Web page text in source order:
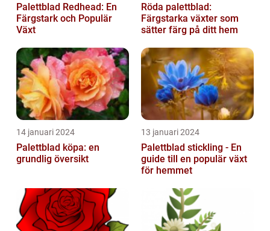
Palettblad Redhead: En
Färgstark och Populär
Växt
Röda palettblad:
Färgstarka växter som
sätter färg på ditt hem
14 januari 2024
Palettblad köpa: en
grundlig översikt
13 januari 2024
Palettblad stickling - En
guide till en populär växt
för hemmet